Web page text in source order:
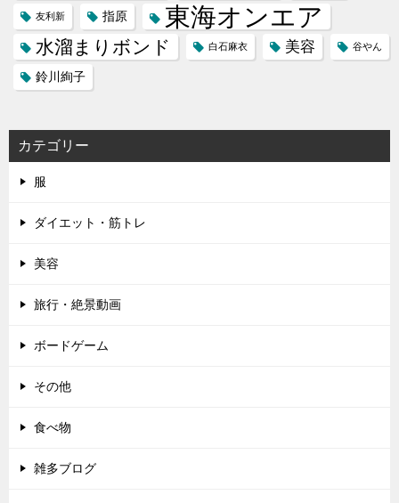
友利新 指原 東海オンエア
水溜まりボンド 白石麻衣 美容 谷やん
鈴川絢子
カテゴリー
服
ダイエット・筋トレ
美容
旅行・絶景動画
ボードゲーム
その他
食べ物
雑多ブログ